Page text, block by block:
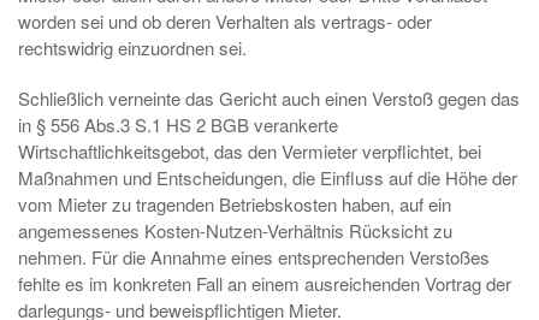
worden sei und ob deren Verhalten als vertrags- oder
rechtswidrig einzuordnen sei.
Schließlich verneinte das Gericht auch einen Verstoß gegen das
in § 556 Abs.3 S.1 HS 2 BGB verankerte
Wirtschaftlichkeitsgebot, das den Vermieter verpflichtet, bei
Maßnahmen und Entscheidungen, die Einfluss auf die Höhe der
vom Mieter zu tragenden Betriebskosten haben, auf ein
angemessenes Kosten-Nutzen-Verhältnis Rücksicht zu
nehmen. Für die Annahme eines entsprechenden Verstoßes
fehlte es im konkreten Fall an einem ausreichenden Vortrag der
darlegungs- und beweispflichtigen Mieter.